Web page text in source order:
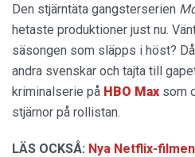
Den stjärntäta gangsterserien
hetaste produktioner just nu.
säsongen som släpps i höst?
andra svenskar och tajta till
kriminalserie på HBO Max som
stjärnor på rollistan.
LÄS OCKSÅ: Nya Netflix-